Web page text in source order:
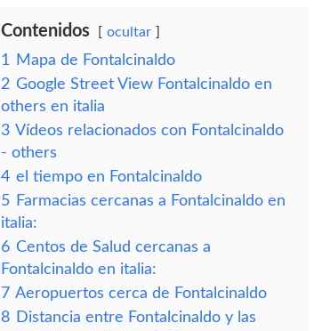
Contenidos ocultar
1
Mapa de Fontalcinaldo
2 Google Street View Fontalcinaldo en
others en italia
3 Vídeos relacionados con Fontalcinaldo
- others
4 el tiempo en Fontalcinaldo
5 Farmacias cercanas a Fontalcinaldo en
italia:
6 Centos de Salud cercanas a
Fontalcinaldo en italia:
7 Aeropuertos cerca de Fontalcinaldo
8 Distancia entre Fontalcinaldo y las